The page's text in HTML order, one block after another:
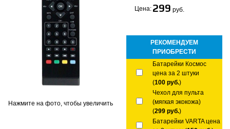
Нажмите на фото, чтобы увеличить
Цена: 299 руб.
РЕКОМЕНДУЕМ
ПРИОБРЕСТИ
Батарейки Космос
цена за 2 штуки
(100 руб.)
Чехол для пульта
(мягкая экокожа)
(299 руб.)
Батарейки VARTA цена